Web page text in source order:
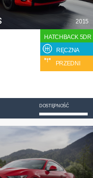
2015
HATCHBACK 5DR
RĘCZNA
PRZEDNI
DOSTĘPNOŚĆ